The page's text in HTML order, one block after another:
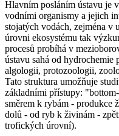
Hlavním posláním ústavu je
vodními organismy a jejich
stojatých vodách, zejména v
úrovni ekosystému tak
procesů probíhá v
ústavu sahá od
algologii, protozoologii,
Tato struktura umožňuje
základními přístupy:
směrem k rybám - produkce
dolů - od ryb k živinám -
trofických úrovní).